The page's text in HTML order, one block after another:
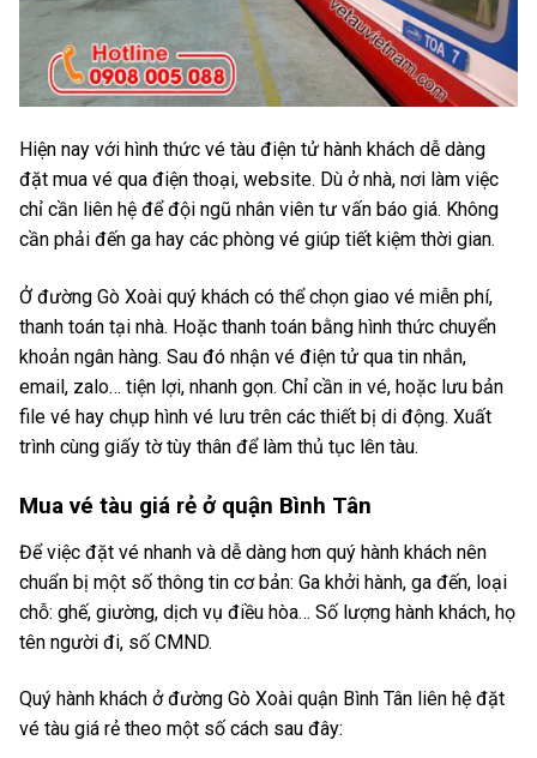
Hiện nay với hình thức vé tàu điện tử hành khách dễ dàng
đặt mua vé qua điện thoại, website. Dù ở nhà, nơi làm việc
chỉ cần liên hệ để đội ngũ nhân viên tư vấn báo giá. Không
cần phải đến ga hay các phòng vé giúp tiết kiệm thời gian.
Ở đường Gò Xoài quý khách có thể chọn giao vé miễn phí,
thanh toán tại nhà. Hoặc thanh toán bằng hình thức chuyển
khoản ngân hàng. Sau đó nhận vé điện tử qua tin nhắn,
email, zalo… tiện lợi, nhanh gọn. Chỉ cần in vé, hoặc lưu bản
file vé hay chụp hình vé lưu trên các thiết bị di động. Xuất
trình cùng giấy tờ tùy thân để làm thủ tục lên tàu.
Mua vé tàu giá rẻ ở quận Bình Tân
Để việc đặt vé nhanh và dễ dàng hơn quý hành khách nên
chuẩn bị một số thông tin cơ bản: Ga khởi hành, ga đến, loại
chỗ: ghế, giường, dịch vụ điều hòa… Số lượng hành khách, họ
tên người đi, số CMND.
Quý hành khách ở đường Gò Xoài quận Bình Tân liên hệ đặt
vé tàu giá rẻ theo một số cách sau đây: